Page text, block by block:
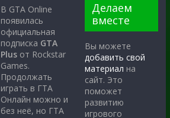
В GTA Online
появилась
официальная
подписка GTA
Plus от Rockstar
Games.
Продолжать
играть в ГТА
Онлайн можно и
без неё, но ГТА
Делаем
вместе
Вы можете
добавить свой
материал на
сайт. Это
поможет
развитию
игрового